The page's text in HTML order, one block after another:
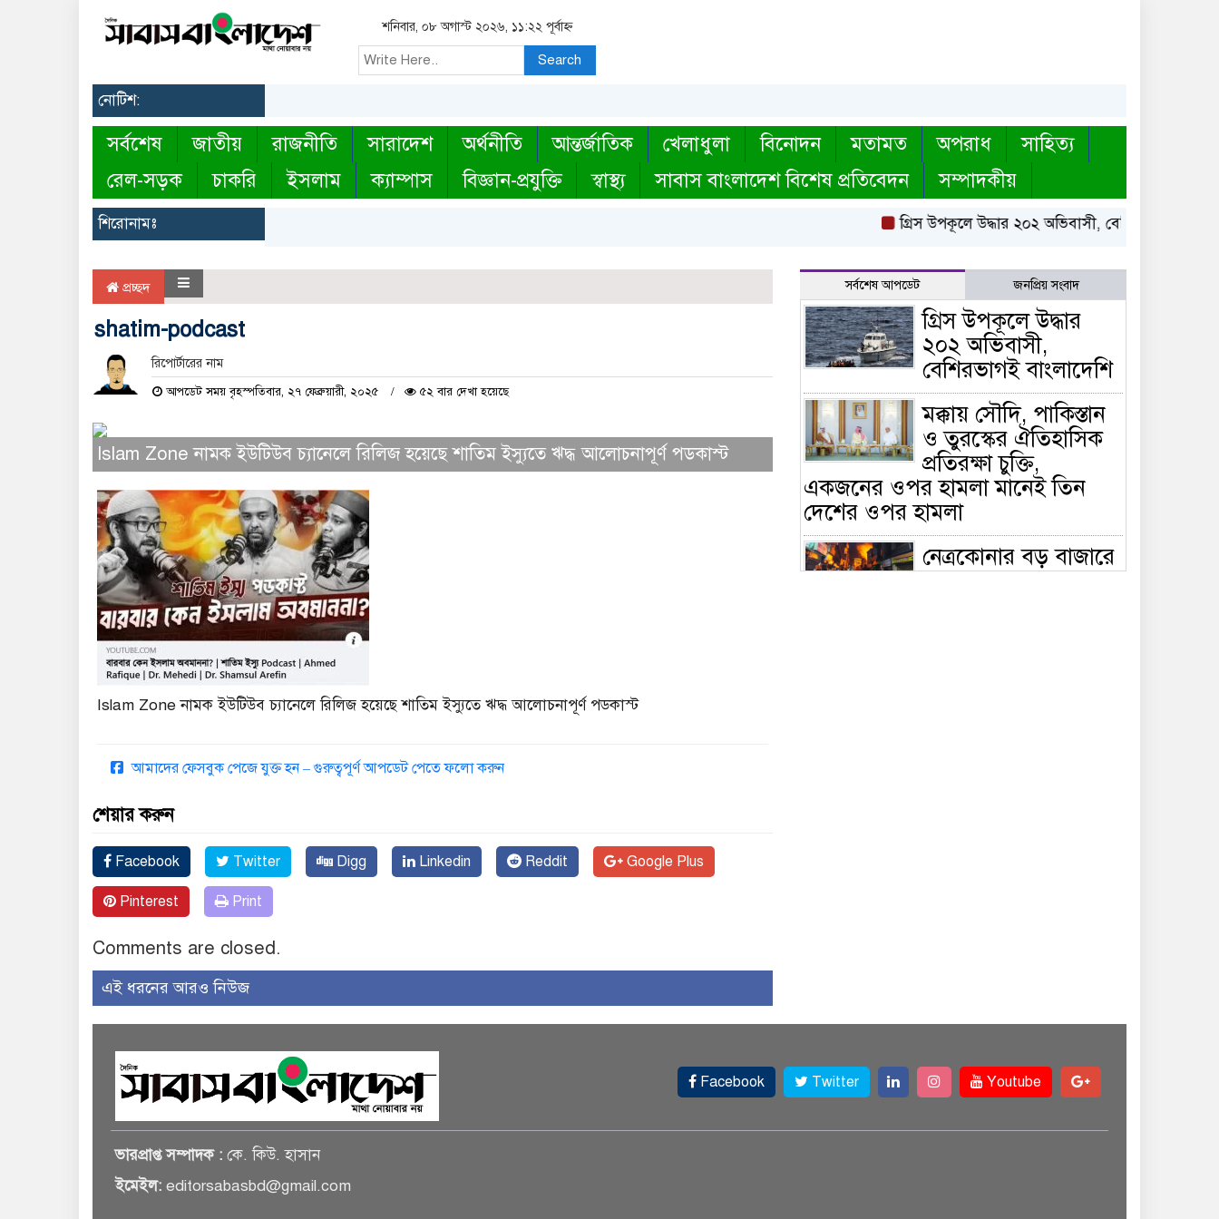
শনিবার, ০৮ অগাস্ট ২০২৬, ১১:২২ পূর্বাহ্ন
Search
নোটিশ:
সর্বশেষ জাতীয় রাজনীতি সারাদেশ অর্থনীতি আন্তর্জাতিক খেলাধুলা বিনোদন মতামত অপরাধ
সাহিত্য
রেল-সড়ক
চাকরি ইসলাম ক্যাম্পাস বিজ্ঞান-প্রযুক্তি স্বাস্থ্য সাবাস বাংলাদেশ বিশেষ প্রতিবেদন সম্পাদকীয়
শিরোনামঃ গ্রিস উপকূলে উদ্ধার ২০২ অভিবাসী, বেশিরভাগই
প্রচ্ছদ
shatim-podcast
রিপোর্টারের নাম
আপডেট সময় বৃহস্পতিবার, ২৭ ফেব্রুয়ারী, ২০২৫ ৫২ বার দেখা হয়েছে
Islam Zone নামক ইউটিউব চ্যানেলে রিলিজ হয়েছে শাতিম ইস্যুতে ঋদ্ধ আলোচনাপূর্ণ পডকাস্ট
Islam Zone নামক ইউটিউব চ্যানেলে রিলিজ হয়েছে শাতিম ইস্যুতে ঋদ্ধ আলোচনাপূর্ণ পডকাস্ট
আমাদের ফেসবুক পেজে যুক্ত হন – গুরুত্বপূর্ণ আপডেট পেতে ফলো করুন
শেয়ার করুন
Facebook Twitter Digg Linkedin Reddit Google Plus
Pinterest Print
Comments are closed.
এই ধরনের আরও নিউজ
সর্বশেষ আপডেট জনপ্রিয় সংবাদ
গ্রিস উপকূলে উদ্ধার
২০২ অভিবাসী,
বেশিরভাগই বাংলাদেশি
মক্কায় সৌদি, পাকিস্তান
ও তুরস্কের ঐতিহাসিক
প্রতিরক্ষা চুক্তি,
একজনের ওপর হামলা মানেই তিন
দেশের ওপর হামলা
নেত্রকোনার বড় বাজারে
ভয়াবহ আগুন, পুড়ছে ৫
সুখবর, আসছে বিশেষ
দক্ষিণ কোরিয়ার নজরে
Facebook Twitter Youtube
ভারপ্রাপ্ত সম্পাদক : কে. কিউ. হাসান
ইমেইল: editorsabasbd@gmail.com